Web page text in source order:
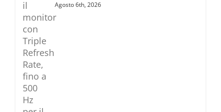
Agosto 6th, 2026